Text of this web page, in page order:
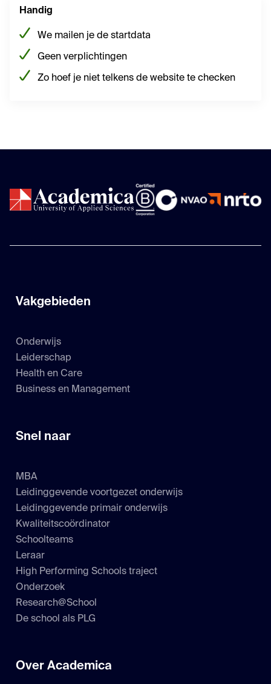
Handig
We mailen je de startdata
Geen verplichtingen
Zo hoef je niet telkens de website te checken
Vakgebieden
Onderwijs
Leiderschap
Health en Care
Business en Management
Snel naar
MBA
Leidinggevende voortgezet onderwijs
Leidinggevende primair onderwijs
Kwaliteitscoördinator
Schoolteams
Leraar
High Performing Schools traject
Onderzoek
Research@School
De school als PLG
Over Academica